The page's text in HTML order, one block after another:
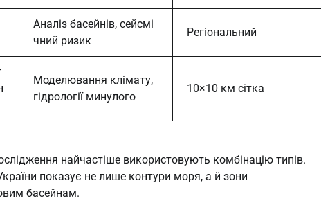
Аналіз басейнів, сейсмі
чний ризик
Регіональний
Моделювання клімату,
гідрології минулого
10×10 км сітка
найчастіше використовують комбінацію типів.
показує не лише контури моря, а й зони
басейнам.